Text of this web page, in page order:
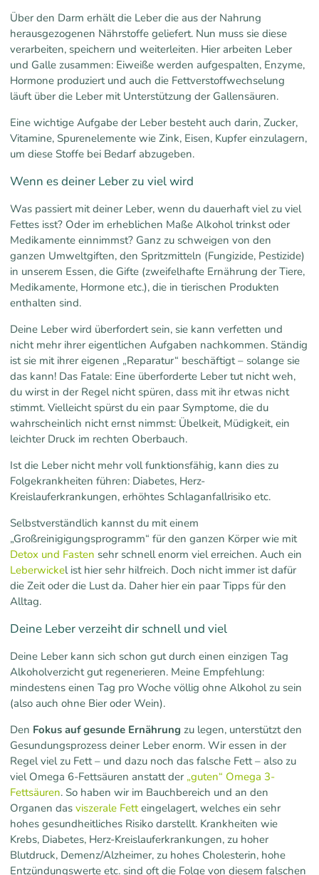
Über den Darm erhält die Leber die aus der Nahrung
herausgezogenen Nährstoffe geliefert. Nun muss sie diese
verarbeiten, speichern und weiterleiten. Hier arbeiten Leber
und Galle zusammen: Eiweiße werden aufgespalten, Enzyme,
Hormone produziert und auch die Fettverstoffwechselung
läuft über die Leber mit Unterstützung der Gallensäuren.
Eine wichtige Aufgabe der Leber besteht auch darin, Zucker,
Vitamine, Spurenelemente wie Zink, Eisen, Kupfer einzulagern,
um diese Stoffe bei Bedarf abzugeben.
Wenn es deiner Leber zu viel wird
Was passiert mit deiner Leber, wenn du dauerhaft viel zu viel
Fettes isst? Oder im erheblichen Maße Alkohol trinkst oder
Medikamente einnimmst? Ganz zu schweigen von den
ganzen Umweltgiften, den Spritzmitteln (Fungizide, Pestizide)
in unserem Essen, die Gifte (zweifelhafte Ernährung der Tiere,
Medikamente, Hormone etc.), die in tierischen Produkten
enthalten sind.
Deine Leber wird überfordert sein, sie kann verfetten und
nicht mehr ihrer eigentlichen Aufgaben nachkommen. Ständig
ist sie mit ihrer eigenen „Reparatur“ beschäftigt – solange sie
das kann! Das Fatale: Eine überforderte Leber tut nicht weh,
du wirst in der Regel nicht spüren, dass mit ihr etwas nicht
stimmt. Vielleicht spürst du ein paar Symptome, die du
wahrscheinlich nicht ernst nimmst: Übelkeit, Müdigkeit, ein
leichter Druck im rechten Oberbauch.
Ist die Leber nicht mehr voll funktionsfähig, kann dies zu
Folgekrankheiten führen: Diabetes, Herz-
Kreislauferkrankungen, erhöhtes Schlaganfallrisiko etc.
Selbstverständlich kannst du mit einem
„Großreinigigungsprogramm“ für den ganzen Körper wie mit
Detox und Fasten sehr schnell enorm viel erreichen. Auch ein
Leberwickel ist hier sehr hilfreich. Doch nicht immer ist dafür
die Zeit oder die Lust da. Daher hier ein paar Tipps für den
Alltag.
Deine Leber verzeiht dir schnell und viel
Deine Leber kann sich schon gut durch einen einzigen Tag
Alkoholverzicht gut regenerieren. Meine Empfehlung:
mindestens einen Tag pro Woche völlig ohne Alkohol zu sein
(also auch ohne Bier oder Wein).
Den Fokus auf gesunde Ernährung zu legen, unterstützt den
Gesundungsprozess deiner Leber enorm. Wir essen in der
Regel viel zu Fett – und dazu noch das falsche Fett – also zu
viel Omega 6-Fettsäuren anstatt der „guten“ Omega 3-
Fettsäuren. So haben wir im Bauchbereich und an den
Organen dasviszerale Fetteingelagert, welches ein sehr
hohes gesundheitliches Risiko darstellt. Krankheiten wie
Krebs, Diabetes, Herz-Kreislauferkrankungen, zu hoher
Blutdruck, Demenz/Alzheimer, zu hohes Cholesterin, hohe
Entzündungswerte etc. sind oft die Folge von diesem falschen